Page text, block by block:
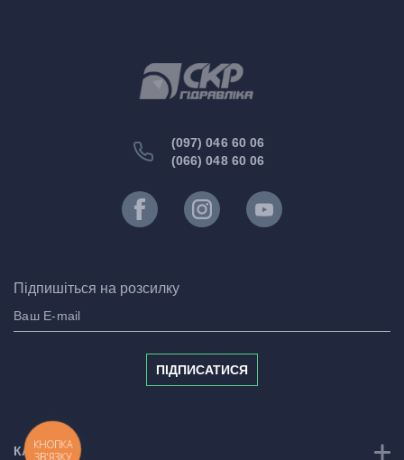
(097) 046 60 06
(066) 048 60 06
Підпишіться на розсилку
ПІДПИСАТИСЯ
КАТЕГОРІЇ
КНОПКА
ЗВ'ЯЗКУ